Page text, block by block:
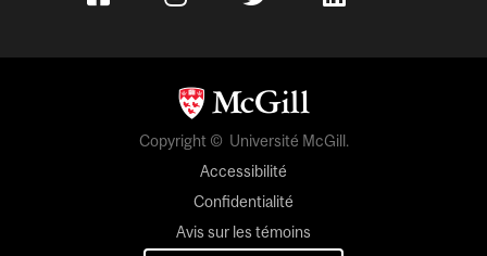
Copyright © Université McGill.
Accessibilité
Confidentialité
Avis sur les témoins